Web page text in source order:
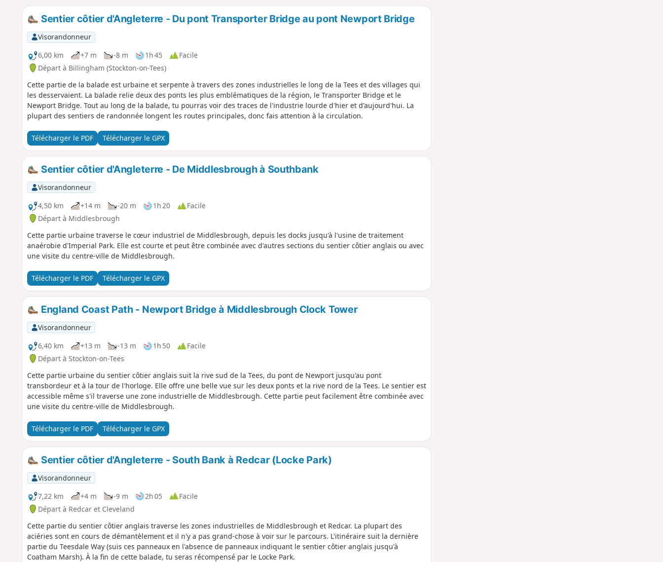
m
i
Sentier côtier d'Angleterre - Du pont Transporter Bridge au pont Newport Bridge
Visorandonneur
6,00 km
+7 m -8 m 1h 45
Facile
Départ à Billingham (Stockton-on-Tees)
Cette partie de la balade est urbaine et serpente à travers des zones industrielles le long de la Tees et des villages qui
les desservaient. La balade relie deux des ponts les plus emblématiques de la région, le Transporter Bridge et le
Newport Bridge. Tout au long de la balade, tu pourras voir des traces de l'industrie lourde d'hier et d'aujourd'hui. La
plupart des sentiers de randonnée longent les routes principales, donc fais attention à la circulation.
Télécharger le PDF Télécharger le GPX
Sentier côtier d'Angleterre - De Middlesbrough à Southbank
Visorandonneur
4,50 km
+14 m -20 m 1h 20
Facile
Départ à Middlesbrough
Cette partie urbaine traverse le cœur industriel de Middlesbrough, depuis les docks jusqu'à l'usine de traitement
anaérobie d'Imperial Park. Elle est courte et peut être combinée avec d'autres sections du sentier côtier anglais ou avec
une visite du centre-ville de Middlesbrough.
Télécharger le PDF Télécharger le GPX
England Coast Path - Newport Bridge à Middlesbrough Clock Tower
Visorandonneur
6,40 km
+13 m -13 m 1h 50
Facile
Départ à Stockton-on-Tees
Cette partie urbaine du sentier côtier anglais suit la rive sud de la Tees, du pont de Newport jusqu'au pont
transbordeur et à la tour de l'horloge. Elle offre une belle vue sur les deux ponts et la rive nord de la Tees. Le sentier est
accessible même s'il traverse une zone industrielle de Middlesbrough. Cette partie peut facilement être combinée avec
une visite du centre-ville de Middlesbrough.
Télécharger le PDF Télécharger le GPX
Sentier côtier d'Angleterre - South Bank à Redcar (Locke Park)
Visorandonneur
7,22 km
+4 m -9 m 2h 05
Facile
Départ à Redcar et Cleveland
Cette partie du sentier côtier anglais traverse les zones industrielles de Middlesbrough et Redcar. La plupart des
aciéries sont en cours de démantèlement et il n'y a pas grand-chose à voir sur le parcours. L'itinéraire suit la dernière
partie du Teesdale Way (suis ces panneaux en l'absence de panneaux indiquant le sentier côtier anglais jusqu'à
Coatham Marsh). À la fin de cette balade, tu seras récompensé par le Locke Park.